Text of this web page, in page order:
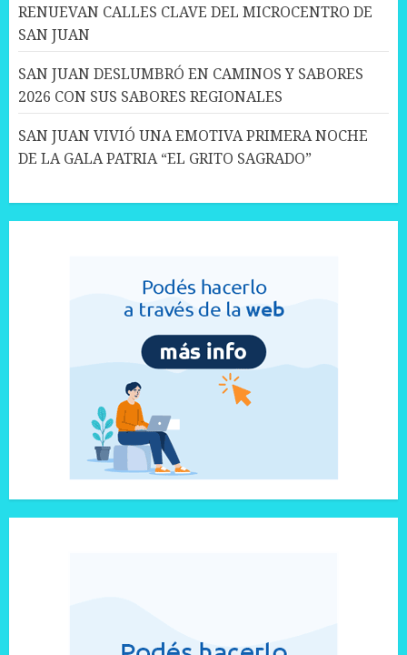
RENUEVAN CALLES CLAVE DEL MICROCENTRO DE
SAN JUAN
SAN JUAN DESLUMBRÓ EN CAMINOS Y SABORES
2026 CON SUS SABORES REGIONALES
SAN JUAN VIVIÓ UNA EMOTIVA PRIMERA NOCHE
DE LA GALA PATRIA “EL GRITO SAGRADO”